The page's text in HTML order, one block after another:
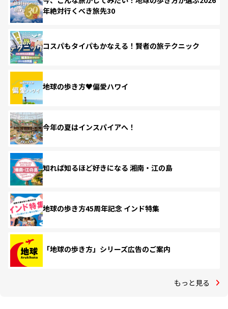
年絶対行くべき旅先30
コスパもタイパもかなえる！賢者の旅テクニック
地球の歩き方♥偏愛ハワイ
今年の夏はインスパイアへ！
知れば知るほど好きになる 湘南・江の島
地球の歩き方45周年記念 インド特集
「地球の歩き方」シリーズ広告のご案内
もっと見る